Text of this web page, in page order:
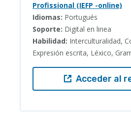
Profissional (IEFP -online)
Idiomas: Portugués
Soporte: Digital en linea
Habilidad: Interculturalidad,
Expresión escrita, Léxico,
Acceder al